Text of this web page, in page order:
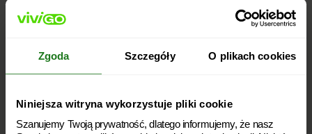
Zgoda Szczegóły O plikach cookies
Niniejsza witryna wykorzystuje pliki cookie
Szanujemy Twoją prywatność, dlatego informujemy, że nasz
kontakt@vivigo.pl
Soboty: 8:00 – 20:00